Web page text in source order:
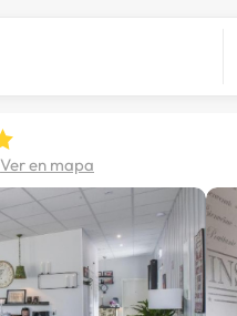
Ver en mapa